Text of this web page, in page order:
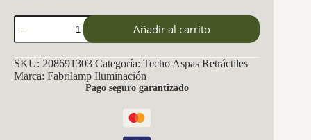
Ventilador
Dc
Cerrato
Niquel
59w
4aspas
Añadir al carrito
SKU: 208691303 Categoría: Techo Aspas Retráctiles
Marca: Fabrilamp Iluminación
Pago seguro garantizado